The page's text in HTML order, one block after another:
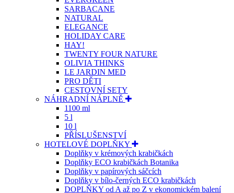
SARBACANE
NATURAL
ELEGANCE
HOLIDAY CARE
HAY!
TWENTY FOUR NATURE
OLIVIA THINKS
LE JARDIN MED
PRO DĚTI
CESTOVNÍ SETY
NÁHRADNÍ NÁPLNĚ
1100 ml
5 l
10 l
PŘÍSLUŠENSTVÍ
HOTELOVÉ DOPLŇKY
Doplňky v krémových krabičkách
Doplňky ECO krabičkách Botanika
Doplňky v papírových sáčcích
Doplňky v bílo-černých ECO krabičkách
DOPLŇKY od A až po Z v ekonomickém balení